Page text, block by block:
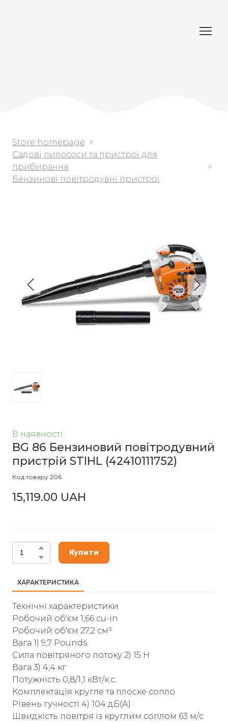
Store homepage
Садові пилососи та пристрої для
прибирання
Бензинові повітродувні пристрої
В наявності
BG 86 Бензиновий повітродувний
пристрій STIHL (42410111752)
Код товару 206
15,119.00 UAH
Купити
ХАРАКТЕРИСТИКА
Технічні характеристики
Робочий об'єм 1,66 cu-in
Робочий об'єм 27,2 cм³
Вага 1) 9,7 Pounds
Сила повітряного потоку 2) 15 Н
Вага 3) 4,4 кг
Потужність 0,8/1,1 кВт/к.с.
Комплектація кругле та плоске сопло
Рівень гучності 4) 104 дБ(А)
Швидкість повітря із круглим соплом 63 м/с